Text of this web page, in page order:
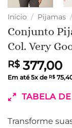
Início / Pijamas /
Conjunto
Col. Very
R$377,00
Em até5x de R$
TABELA
Transforme